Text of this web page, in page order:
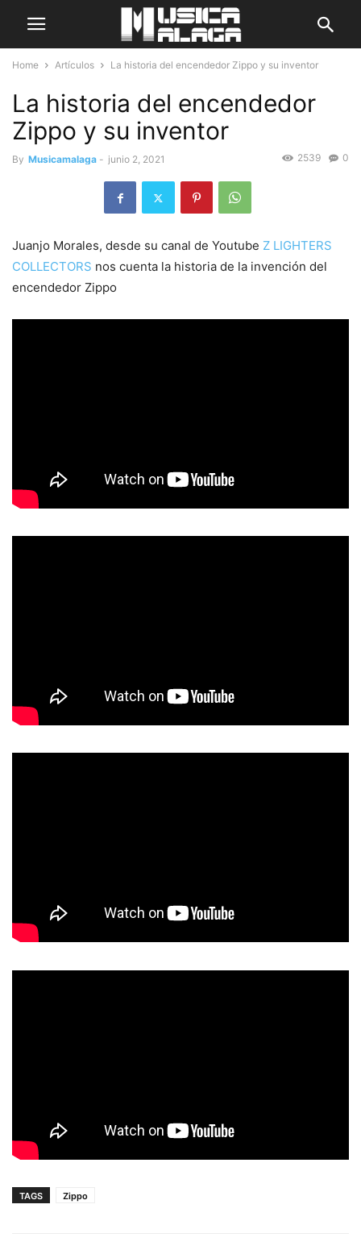
Home Artículos La historia del encendedor Zippo y su inventor
La historia del encendedor
Zippo y su inventor
By Musicamalaga - junio 2, 2021 0
2539
Juanjo Morales, desde su canal de Youtube Z LIGHTERS
COLLECTORS nos cuenta la historia de la invención del
encendedor Zippo
TAGS Zippo